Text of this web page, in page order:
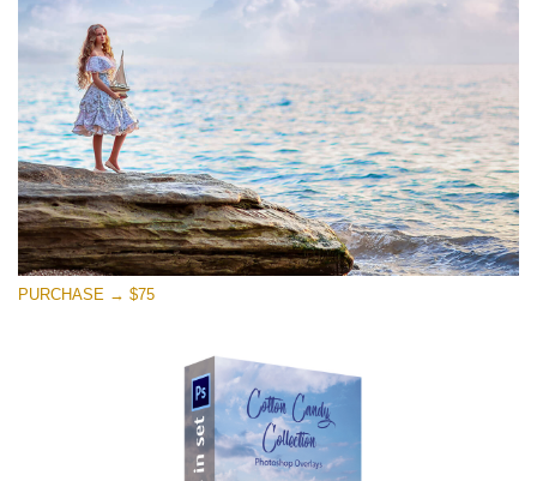
Large 6000*4000px
Free download
PURCHASE → $75